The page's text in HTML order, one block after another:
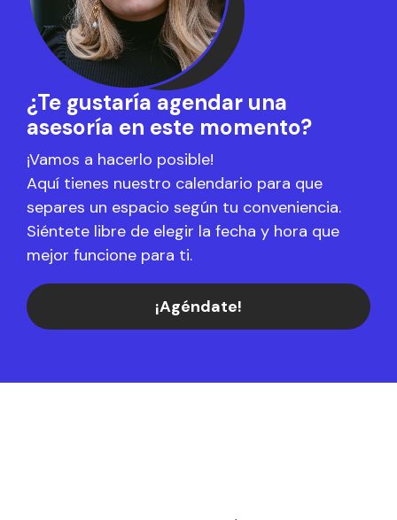
¿Te gustaría agendar una
asesoría en este momento?
¡Vamos a hacerlo posible!
Aquí tienes nuestro calendario para que
separes un espacio según tu conveniencia.
Siéntete libre de elegir la fecha y hora que
mejor funcione para ti.
¡Agéndate!